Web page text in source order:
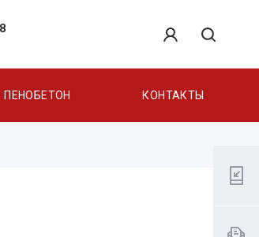
ПЕНОБЕТОН КОНТАКТЫ